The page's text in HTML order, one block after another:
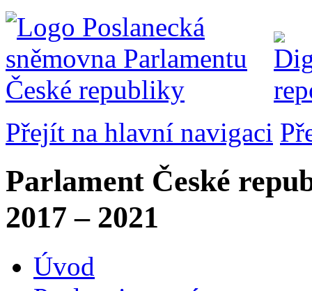
Přejít na hlavní navigaci
Parlament České
2017 – 2021
Úvod